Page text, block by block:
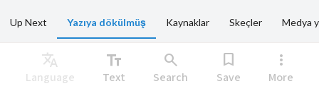
Up Next Yazıya dökülmüş Kaynaklar Skeçler Medya
Translate
Language
text_fields
Text
search
Search
bookmark
Save
more_vert
More